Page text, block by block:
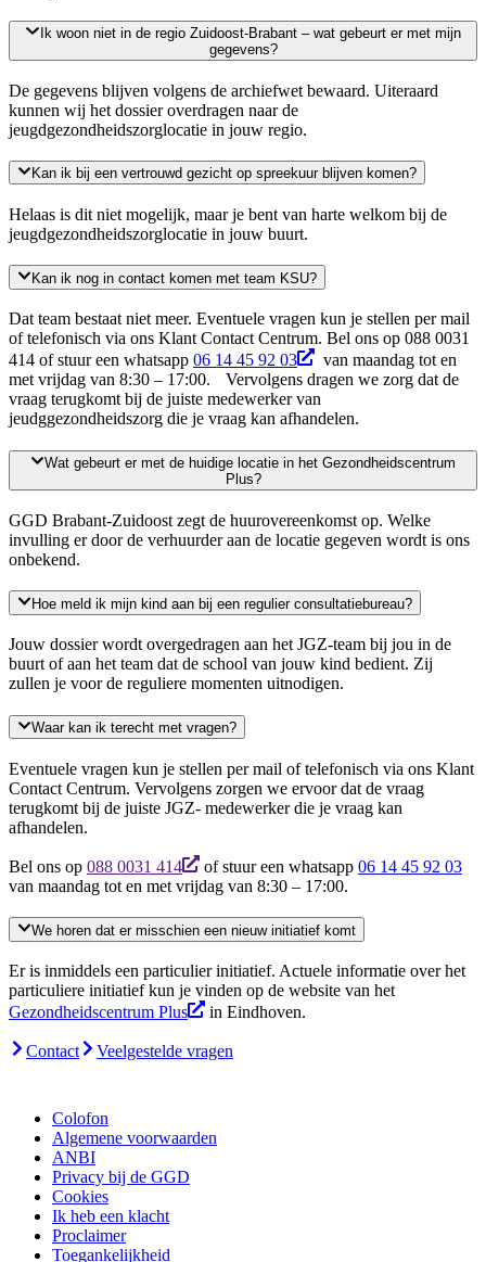
Ik woon niet in de regio Zuidoost-Brabant – wat gebeurt er met mijn
gegevens?
De gegevens blijven volgens de archiefwet bewaard. Uiteraard
kunnen wij het dossier overdragen naar de
jeugdgezondheidszorglocatie in jouw regio.
Kan ik bij een vertrouwd gezicht op spreekuur blijven komen?
Helaas is dit niet mogelijk, maarje bent van harte welkom bij de
jeugdgezondheidszorglocatie in jouw buurt.
Kan ik nog in contact komen met team KSU?
Dat team bestaat niet meer. Eventuele vragen kun je stellen per mail
of telefonisch via ons Klant ContactCentrum. Bel ons op 088 0031
414 of stuur een whatsapp 06 14 45 92 03
van maandag tot en
met vrijdag van 8:30 – 17:00. Vervolgens dragen we zorg dat de
vraag terugkomtbij de juiste medewerker van
jeudggezondheidszorg die je vraag kan afhandelen.
Wat gebeurt er met de huidige locatie in het Gezondheidscentrum
Plus?
GGD Brabant-Zuidoost zegt de huurovereenkomst op. Welke
invulling er door de verhuurder aan de locatie gegeven wordt is ons
onbekend.
Hoe meld ik mijn kind aan bij een regulier consultatiebureau?
Jouw dossier wordt overgedragen aan het JGZ-team bij jou in de
buurt ofaan het team dat de school van jouw kind bedient. Zij
zullen je voor de reguliere momenten uitnodigen.
Waar kan ik terecht met vragen?
Eventuele vragen kun je stellen per mail of telefonisch via ons Klant
Contact Centrum. Vervolgens zorgen we ervoor dat de vraag
terugkomt bij de juiste JGZ- medewerker die je vraag kan
afhandelen.
Bel ons op 088 0031 414 of stuur een whatsapp 06 14 45 92 03
van maandag tot en met vrijdag van 8:30 – 17:00.
We horen dat er misschien een nieuw initiatief komt
Er is inmiddels een particulier initiatief. Actuele informatie over het
particuliere initiatief kun je vinden op de website van het
Gezondheidscentrum Plus
in Eindhoven.
Contact Veelgestelde vragen
Colofon
Algemene voorwaarden
ANBI
Privacy bij de GGD
Cookies
Ik heb een klacht
Proclaimer
Toegankelijkheid